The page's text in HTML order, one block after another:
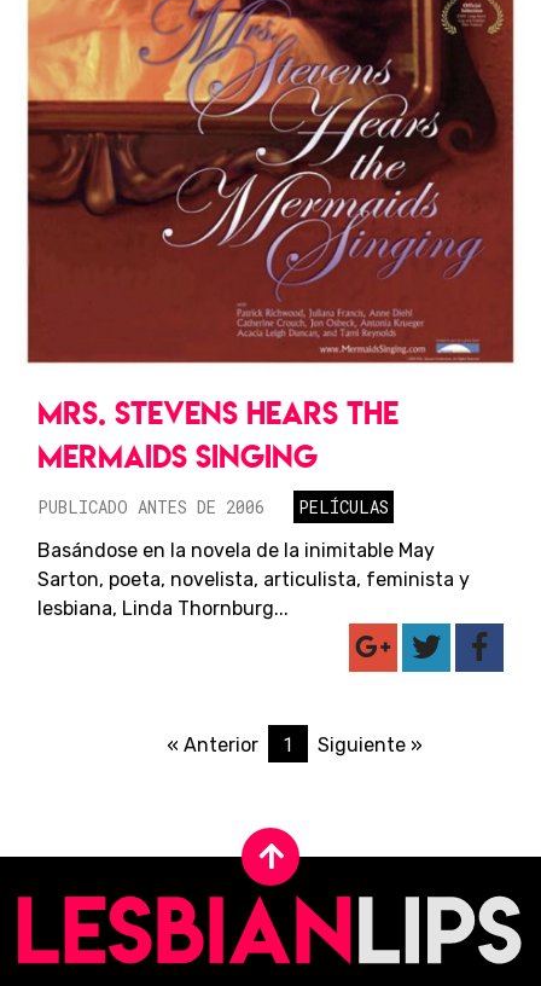
MRS. STEVENS HEARS THE
MERMAIDS SINGING
PUBLICADO ANTES DE 2006
PELÍCULAS
Basándose en la novela de la inimitable May
Sarton, poeta, novelista, articulista, feminista y
lesbiana, Linda Thornburg...
« Anterior 1 Siguiente »